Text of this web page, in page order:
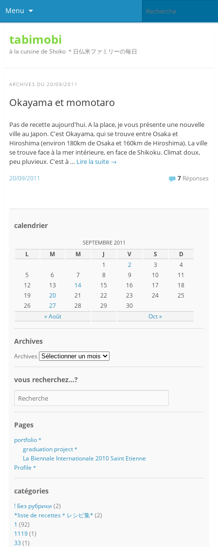
Menu
tabimobi
à la cuisine de Shoko ＊日仏米ファミリーの毎日
ARCHIVES DU 20/09/2011
Okayama et momotaro
Pas de recette aujourd'hui. A la place, je vous présente une nouvelle
ville au Japon. C'est Okayama, qui se trouve entre Osaka et
Hiroshima (environ 180km de Osaka et 160km de Hiroshima). La ville
se trouve face à la mer intérieure, en face de Shikoku. Climat doux,
peu pluvieux. C'est à … Lire la suite →
20/09/2011 7 Réponses
calendrier
SEPTEMBRE 2011
L M M J V S D
« Août Oct »
1 2 3
4
5
6 7 8 9 10
11
12
13 14 15 16 17
18
19
20 21 22 23 24
25
26
27 28 29 30
Archives
Archives
vous recherchez…?
Pages
portfolio＊
graduation project＊
La Biennale Internationale 2010 Saint Etienne
Profile＊
catégories
! Без рубрики (2)
*liste de recettes＊レシピ集* (2)
1 (92)
1119(1)
33 (1)